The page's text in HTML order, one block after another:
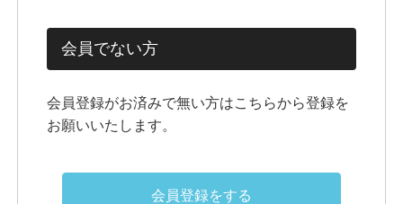
会員でない方
会員登録がお済みで無い方はこちらから登録を
お願いいたします。
会員登録をする